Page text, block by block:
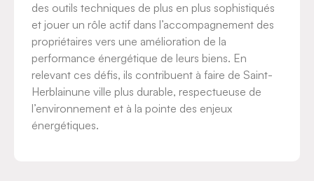
des outils techniques de plus en plus sophistiqués
et jouer un rôle actif dans l’accompagnement des
propriétaires vers une amélioration de la
performance énergétique de leurs biens. En
relevant ces défis, ils contribuent à faire de Saint-
Herblainune ville plus durable, respectueuse de
l’environnement et à la pointe des enjeux
énergétiques.